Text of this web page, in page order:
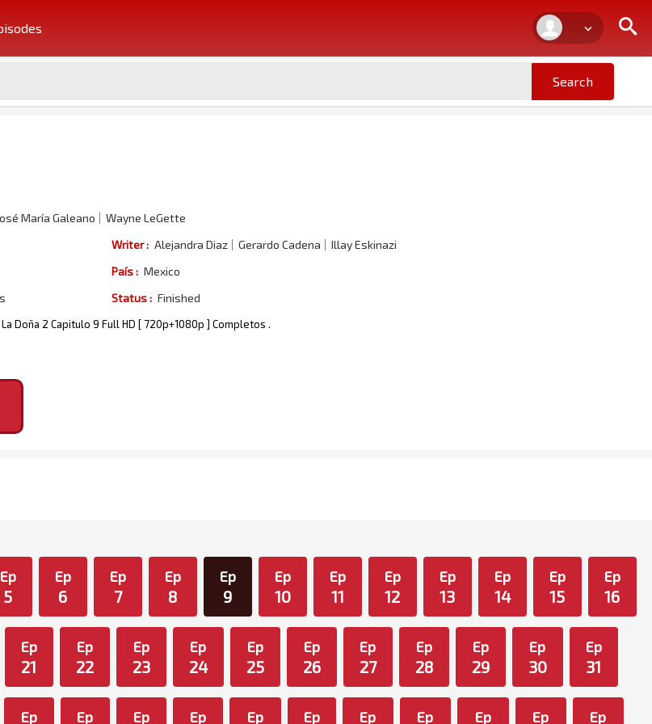
María Galeano
Wayne LeGette
Writer : Alejandra Diaz Gerardo Cadena
Illay Eskinazi
País : Mexico
Status : Finished
Doña 2 Capitulo 9 Full HD [ 720p+1080p ] Completos .
Ep
5
Ep
6
Ep
7
Ep
8
Ep
9
Ep
10
Ep
11
Ep
12
Ep
13
Ep
14
Ep
15
Ep
16
Ep
21
Ep
22
Ep
23
Ep
24
Ep
25
Ep
26
Ep
27
Ep
28
Ep
29
Ep
30
Ep
31
Ep Ep Ep Ep Ep Ep Ep Ep Ep Ep Ep